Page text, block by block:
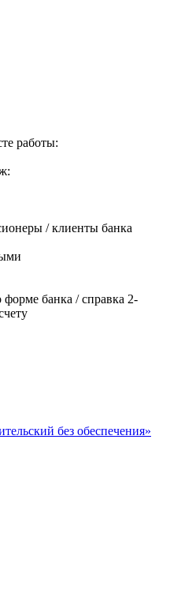
работы:
/ клиенты банка
банка / справка 2-
без обеспечения»